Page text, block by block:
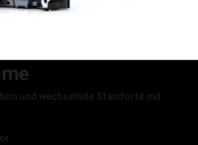
und wechselnde Standorte mit